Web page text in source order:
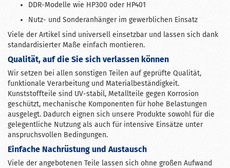
DDR-Modelle wie HP300 oder HP401
Nutz- und Sonderanhänger im gewerblichen Einsatz
Viele der Artikel sind universell einsetzbar und lassen sich dank
standardisierter Maße einfach montieren.
Qualität, auf die Sie sich verlassen können
Wir setzen bei allen sonstigen Teilen auf geprüfte Qualität,
funktionale Verarbeitung und Materialbeständigkeit.
Kunststoffteile sind UV-stabil, Metallteile gegen Korrosion
geschützt, mechanische Komponenten für hohe Belastungen
ausgelegt. Dadurch eignen sich unsere Produkte sowohl für die
gelegentliche Nutzung als auch für intensive Einsätze unter
anspruchsvollen Bedingungen.
Einfache Nachrüstung und Austausch
Viele der angebotenen Teile lassen sich ohne großen Aufwand